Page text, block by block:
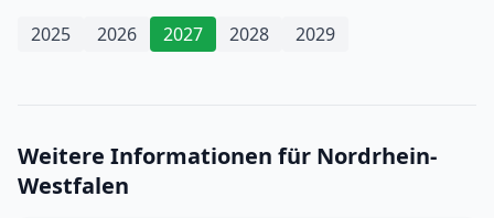
2025 2026 2027 2028 2029
Weitere Informationen für Nordrhein-
Westfalen